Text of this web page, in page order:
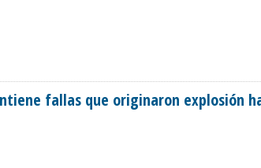
fallas que originaron explosión